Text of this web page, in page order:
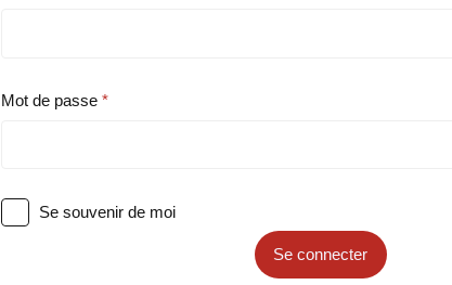
Mot de passe
Se souvenir de moi
Se connecter